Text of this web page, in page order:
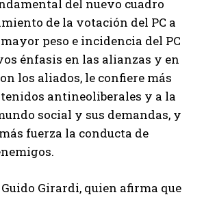
del nuevo cuadro
de la votación del PC a
peso e incidencia del PC
énfasis en las alianzas y en
los aliados, le confiere más
antineoliberales y a la
social y sus demandas, y
fuerza la conducta de
Girardi, quien afirma que